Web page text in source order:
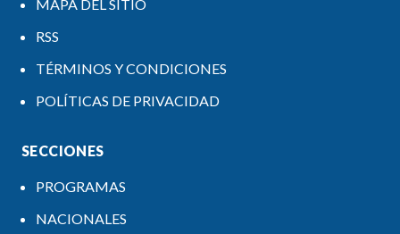
MAPA DEL SITIO
RSS
TÉRMINOS Y CONDICIONES
POLÍTICAS DE PRIVACIDAD
SECCIONES
PROGRAMAS
NACIONALES